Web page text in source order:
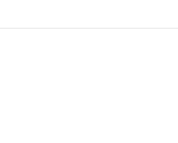
Ring First Direct Arena